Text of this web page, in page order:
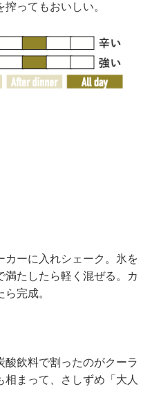
ってもおいしい。
カーに入れシェーク。氷を
満たしたら軽く混ぜる。カ
完成。
酸飲料で割ったのがクーラ
相まって、さしずめ「大人